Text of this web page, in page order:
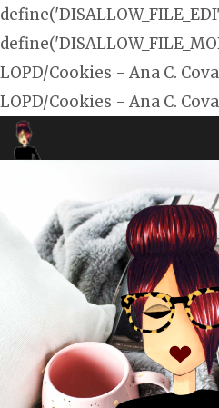
LOPD/Cookies - Ana C.
LOPD/Cookies - Ana C.